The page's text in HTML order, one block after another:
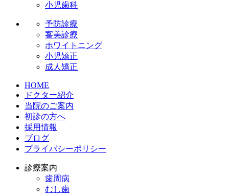
小児歯科
予防診療
審美診療
ホワイトニング
小児矯正
成人矯正
HOME
ドクター紹介
当院のご案内
初診の方へ
採用情報
ブログ
プライバシーポリシー
診療案内
歯周病
むし歯